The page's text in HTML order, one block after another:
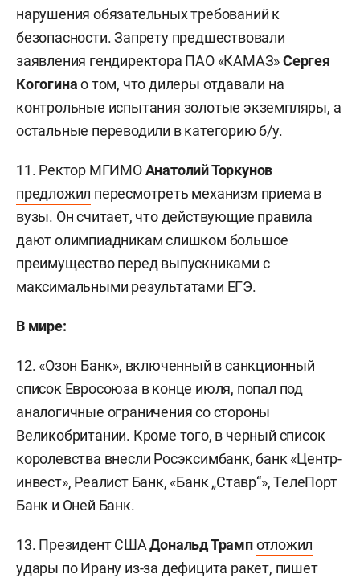
нарушения обязательных требований к
безопасности. Запрету предшествовали
заявления гендиректора ПАО «КАМАЗ»Сергея
Когогинао том, что дилеры отдавали на
контрольные испытания золотые экземпляры, а
остальные переводили в категорию б/у.
11. Ректор МГИМОАнатолий Торкунов
предложил пересмотреть механизм приема в
вузы. Он считает, что действующие правила
дают олимпиадникам слишком большое
преимущество перед выпускниками с
максимальными результатами ЕГЭ.
В мире:
12. «Озон Банк», включенный в санкционный
список Евросоюза в конце июля, попал под
аналогичные ограничения со стороны
Великобритании. Кроме того, в черный список
королевства внесли Росэксимбанк, банк «Центр-
инвест», Реалист Банк, «Банк „Ставр“», ТелеПорт
Банк и Оней Банк.
13. Президент СШАДональд Трампотложил
удары по Ирану из-за дефицита ракет, пишет